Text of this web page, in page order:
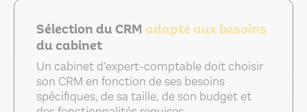
Sélection du CRMadapté aux besoins
du cabinet
Un cabinet d’expert-comptable doit choisir
son CRM en fonction de ses besoins
spécifiques, de sa taille, de son budget et